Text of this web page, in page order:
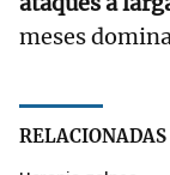
meses
RELACIONADAS